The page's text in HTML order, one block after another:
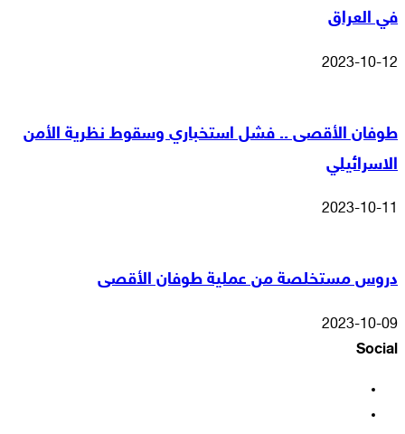
في العراق
2023-10-12
طوفان الأقصى .. فشل استخباري وسقوط نظرية الأمن
الاسرائيلي
2023-10-11
دروس مستخلصة من عملية طوفان الأقصى
2023-10-09
Social